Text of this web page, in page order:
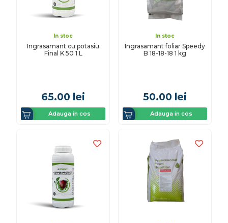
In stoc
Ingrasamant cu potasiu
Final K 50 1 L
65.00 lei
Adauga in cos
In stoc
Ingrasamant foliar Speedy
B 18-18-18 1 kg
50.00 lei
Adauga in cos